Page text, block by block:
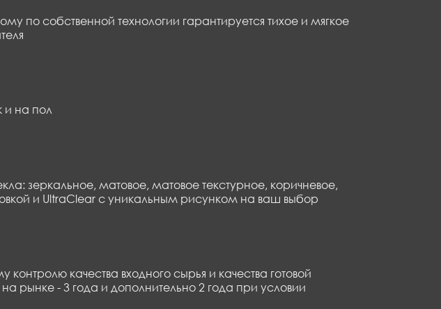
по собственной технологии гарантируется тихое и мягкое
и на пол
зеркальное, матовое, матовое текстурное, коричневое,
и UltraClear с уникальным рисунком на ваш выбор
качества входного сырья и качества готовой
рынке - 3 года и дополнительно 2 года при условии